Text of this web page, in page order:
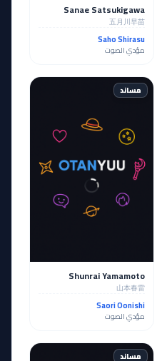
Sanae Satsukigawa
五月川早苗
Saho Shirasu
مؤدي الصوت
مساند
Shunrai Yamamoto
山本春雷
Saori Oonishi
مؤدي الصوت
مساند